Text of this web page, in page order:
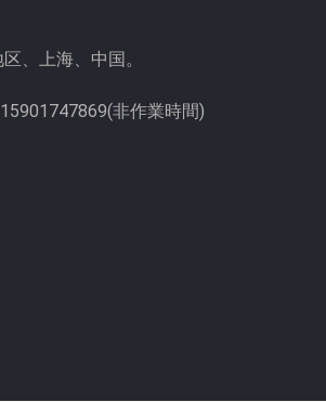
ラミネートフィルムなどの高
、上海、中国。
非作業時間)